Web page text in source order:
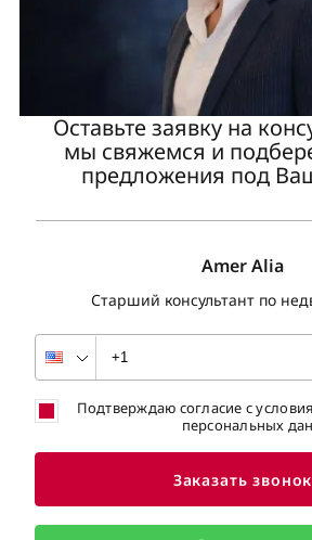
Оставьте заявку на
мы свяжемся и
предложения под
Amer Alia
Старший консультант по
Подтверждаю согласие с
персональных
Заказать звонок